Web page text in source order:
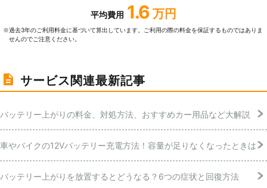
平均費用 1.6 万円
※過去3年のご利⽤料⾦に基づいて算出しています。ご利⽤の際の料⾦を保証するものではありま
せんのでご注意ください。
サービス関連最新記事
バッテリー上がりの料金、対処方法、おすすめカー用品など大解説
車やバイクの12Vバッテリー充電方法！容量が足りなくなったときは
バッテリー上がりを放置するとどうなる？6つの症状と回復方法